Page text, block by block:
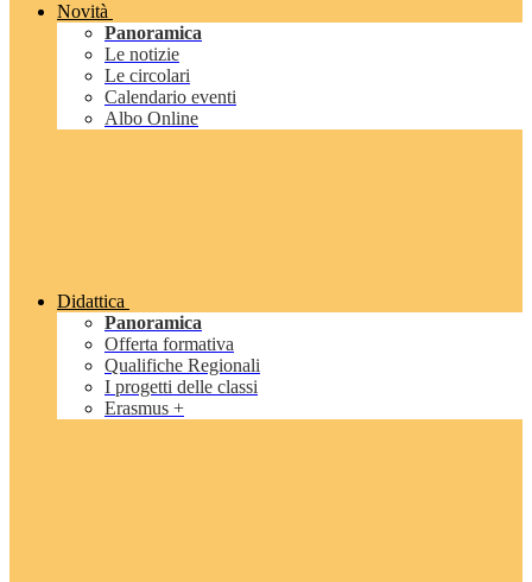
Novità
Panoramica
Le notizie
Le circolari
Calendario eventi
Albo Online
Didattica
Panoramica
Offerta formativa
Qualifiche Regionali
I progetti delle classi
Erasmus +